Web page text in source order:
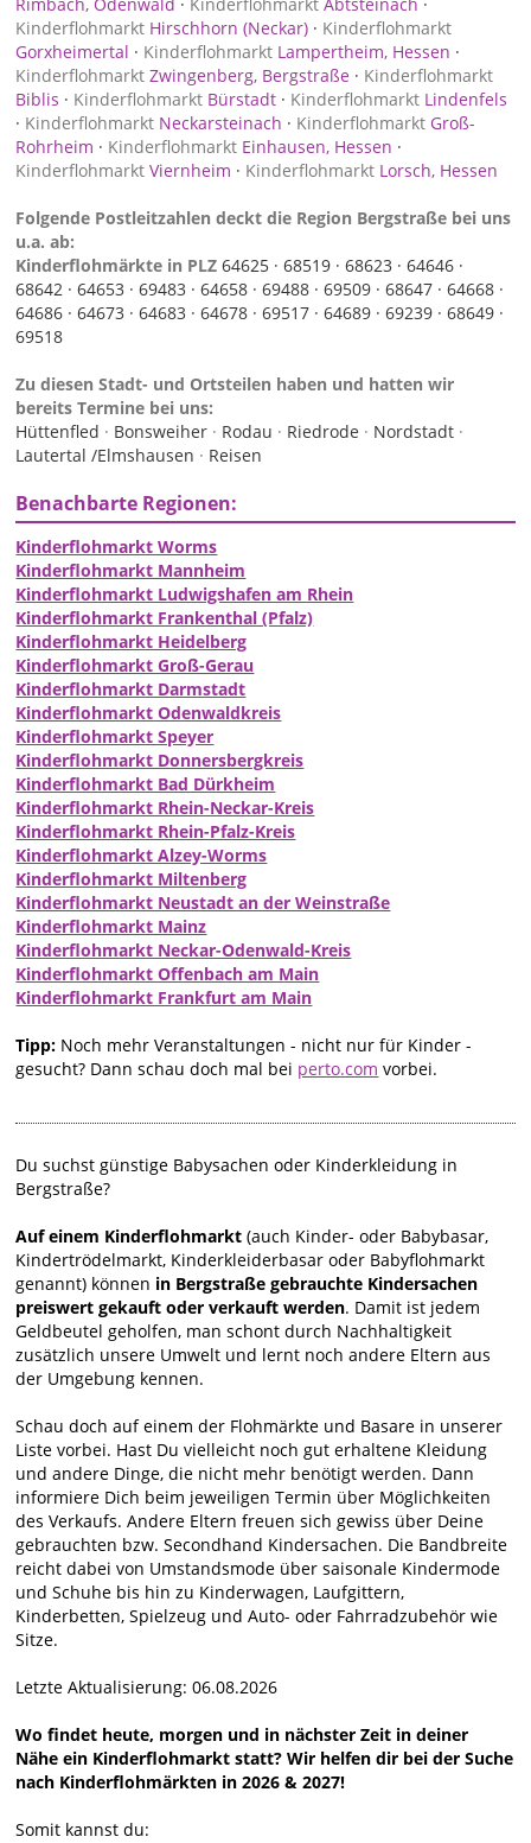
Kinderflohmarkt Hirschhorn (Neckar) · Kinderflohmarkt
Gorxheimertal · Kinderflohmarkt Lampertheim, Hessen ·
Kinderflohmarkt Zwingenberg, Bergstraße · Kinderflohmarkt
Biblis · Kinderflohmarkt Bürstadt · Kinderflohmarkt Lindenfels
· Kinderflohmarkt Neckarsteinach · Kinderflohmarkt Groß-
Rohrheim · Kinderflohmarkt Einhausen, Hessen ·
Kinderflohmarkt Viernheim · Kinderflohmarkt Lorsch, Hessen
Folgende Postleitzahlen deckt die Region Bergstraße bei uns
u.a. ab:
Kinderflohmärkte in PLZ64625 ·68519 ·68623 ·64646 ·
68642 ·64653 ·69483 ·64658 ·69488 ·69509 ·68647 ·64668 ·
64686 ·64673 ·64683 ·64678 ·69517 ·64689 ·69239 ·68649 ·
69518
Zu diesen Stadt- und Ortsteilen haben und hatten wir
bereits Termine bei uns:
Hüttenfled · Bonsweiher · Rodau · Riedrode · Nordstadt ·
Lautertal /Elmshausen · Reisen
Benachbarte Regionen:
Kinderflohmarkt Worms
Kinderflohmarkt Mannheim
Kinderflohmarkt Ludwigshafen am Rhein
Kinderflohmarkt Frankenthal (Pfalz)
Kinderflohmarkt Heidelberg
Kinderflohmarkt Groß-Gerau
Kinderflohmarkt Darmstadt
Kinderflohmarkt Odenwaldkreis
Kinderflohmarkt Speyer
Kinderflohmarkt Donnersbergkreis
Kinderflohmarkt Bad Dürkheim
Kinderflohmarkt Rhein-Neckar-Kreis
Kinderflohmarkt Rhein-Pfalz-Kreis
Kinderflohmarkt Alzey-Worms
Kinderflohmarkt Miltenberg
Kinderflohmarkt Neustadt an der Weinstraße
Kinderflohmarkt Mainz
Kinderflohmarkt Neckar-Odenwald-Kreis
Kinderflohmarkt Offenbach am Main
Kinderflohmarkt Frankfurt am Main
Tipp: Noch mehr Veranstaltungen - nicht nur für Kinder -
gesucht? Dann schau doch mal bei perto.com vorbei.
Du suchst günstige Babysachen oder Kinderkleidung in
Bergstraße?
Auf einem Kinderflohmarkt (auch Kinder- oder Babybasar,
Kindertrödelmarkt, Kinderkleiderbasar oder Babyflohmarkt
genannt) können in Bergstraße gebrauchte Kindersachen
preiswert gekauft oder verkauft werden. Damit ist jedem
Geldbeutel geholfen, man schont durch Nachhaltigkeit
zusätzlich unsere Umwelt und lernt noch andere Eltern aus
der Umgebung kennen.
Schau doch auf einem der Flohmärkte und Basare in unserer
Liste vorbei. Hast Du vielleicht noch gut erhaltene Kleidung
und andere Dinge, die nicht mehr benötigt werden. Dann
informiere Dich beim jeweiligen Termin über Möglichkeiten
des Verkaufs. Andere Eltern freuen sich gewiss über Deine
gebrauchten bzw. Secondhand Kindersachen. Die Bandbreite
reicht dabei von Umstandsmode über saisonale Kindermode
und Schuhe bis hin zu Kinderwagen, Laufgittern,
Kinderbetten, Spielzeug und Auto- oder Fahrradzubehör wie
Sitze.
Letzte Aktualisierung: 06.08.2026
Wo findet heute, morgen und in nächster Zeit in deiner
Nähe ein Kinderflohmarkt statt? Wir helfen dir bei der Suche
nach Kinderflohmärkten in 2026 & 2027!
Somit kannst du: